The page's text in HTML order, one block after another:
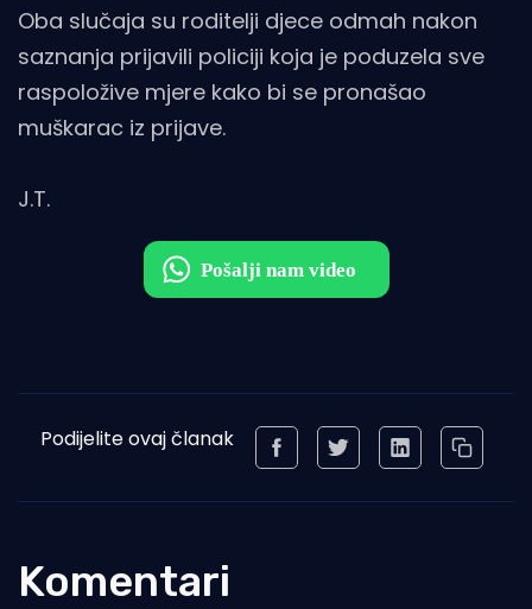
Oba slučaja su roditelji djece odmah nakon
saznanja prijavili policiji koja je poduzela sve
raspoložive mjere kako bi se pronašao
muškarac iz prijave.
J.T.
Podijelite ovaj članak
Komentari